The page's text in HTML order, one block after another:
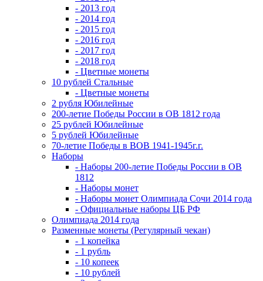
- 2013 год
- 2014 год
- 2015 год
- 2016 год
- 2017 год
- 2018 год
- Цветные монеты
10 рублей Стальные
- Цветные монеты
2 рубля Юбилейные
200-летие Победы России в ОВ 1812 года
25 рублей Юбилейные
5 рублей Юбилейные
70-летие Победы в ВОВ 1941-1945г.г.
Наборы
- Наборы 200-летие Победы России в ОВ
1812
- Наборы монет
- Наборы монет Олимпиада Сочи 2014 года
- Официальные наборы ЦБ РФ
Олимпиада 2014 года
Разменные монеты (Регулярный чекан)
- 1 копейка
- 1 рубль
- 10 копеек
- 10 рублей